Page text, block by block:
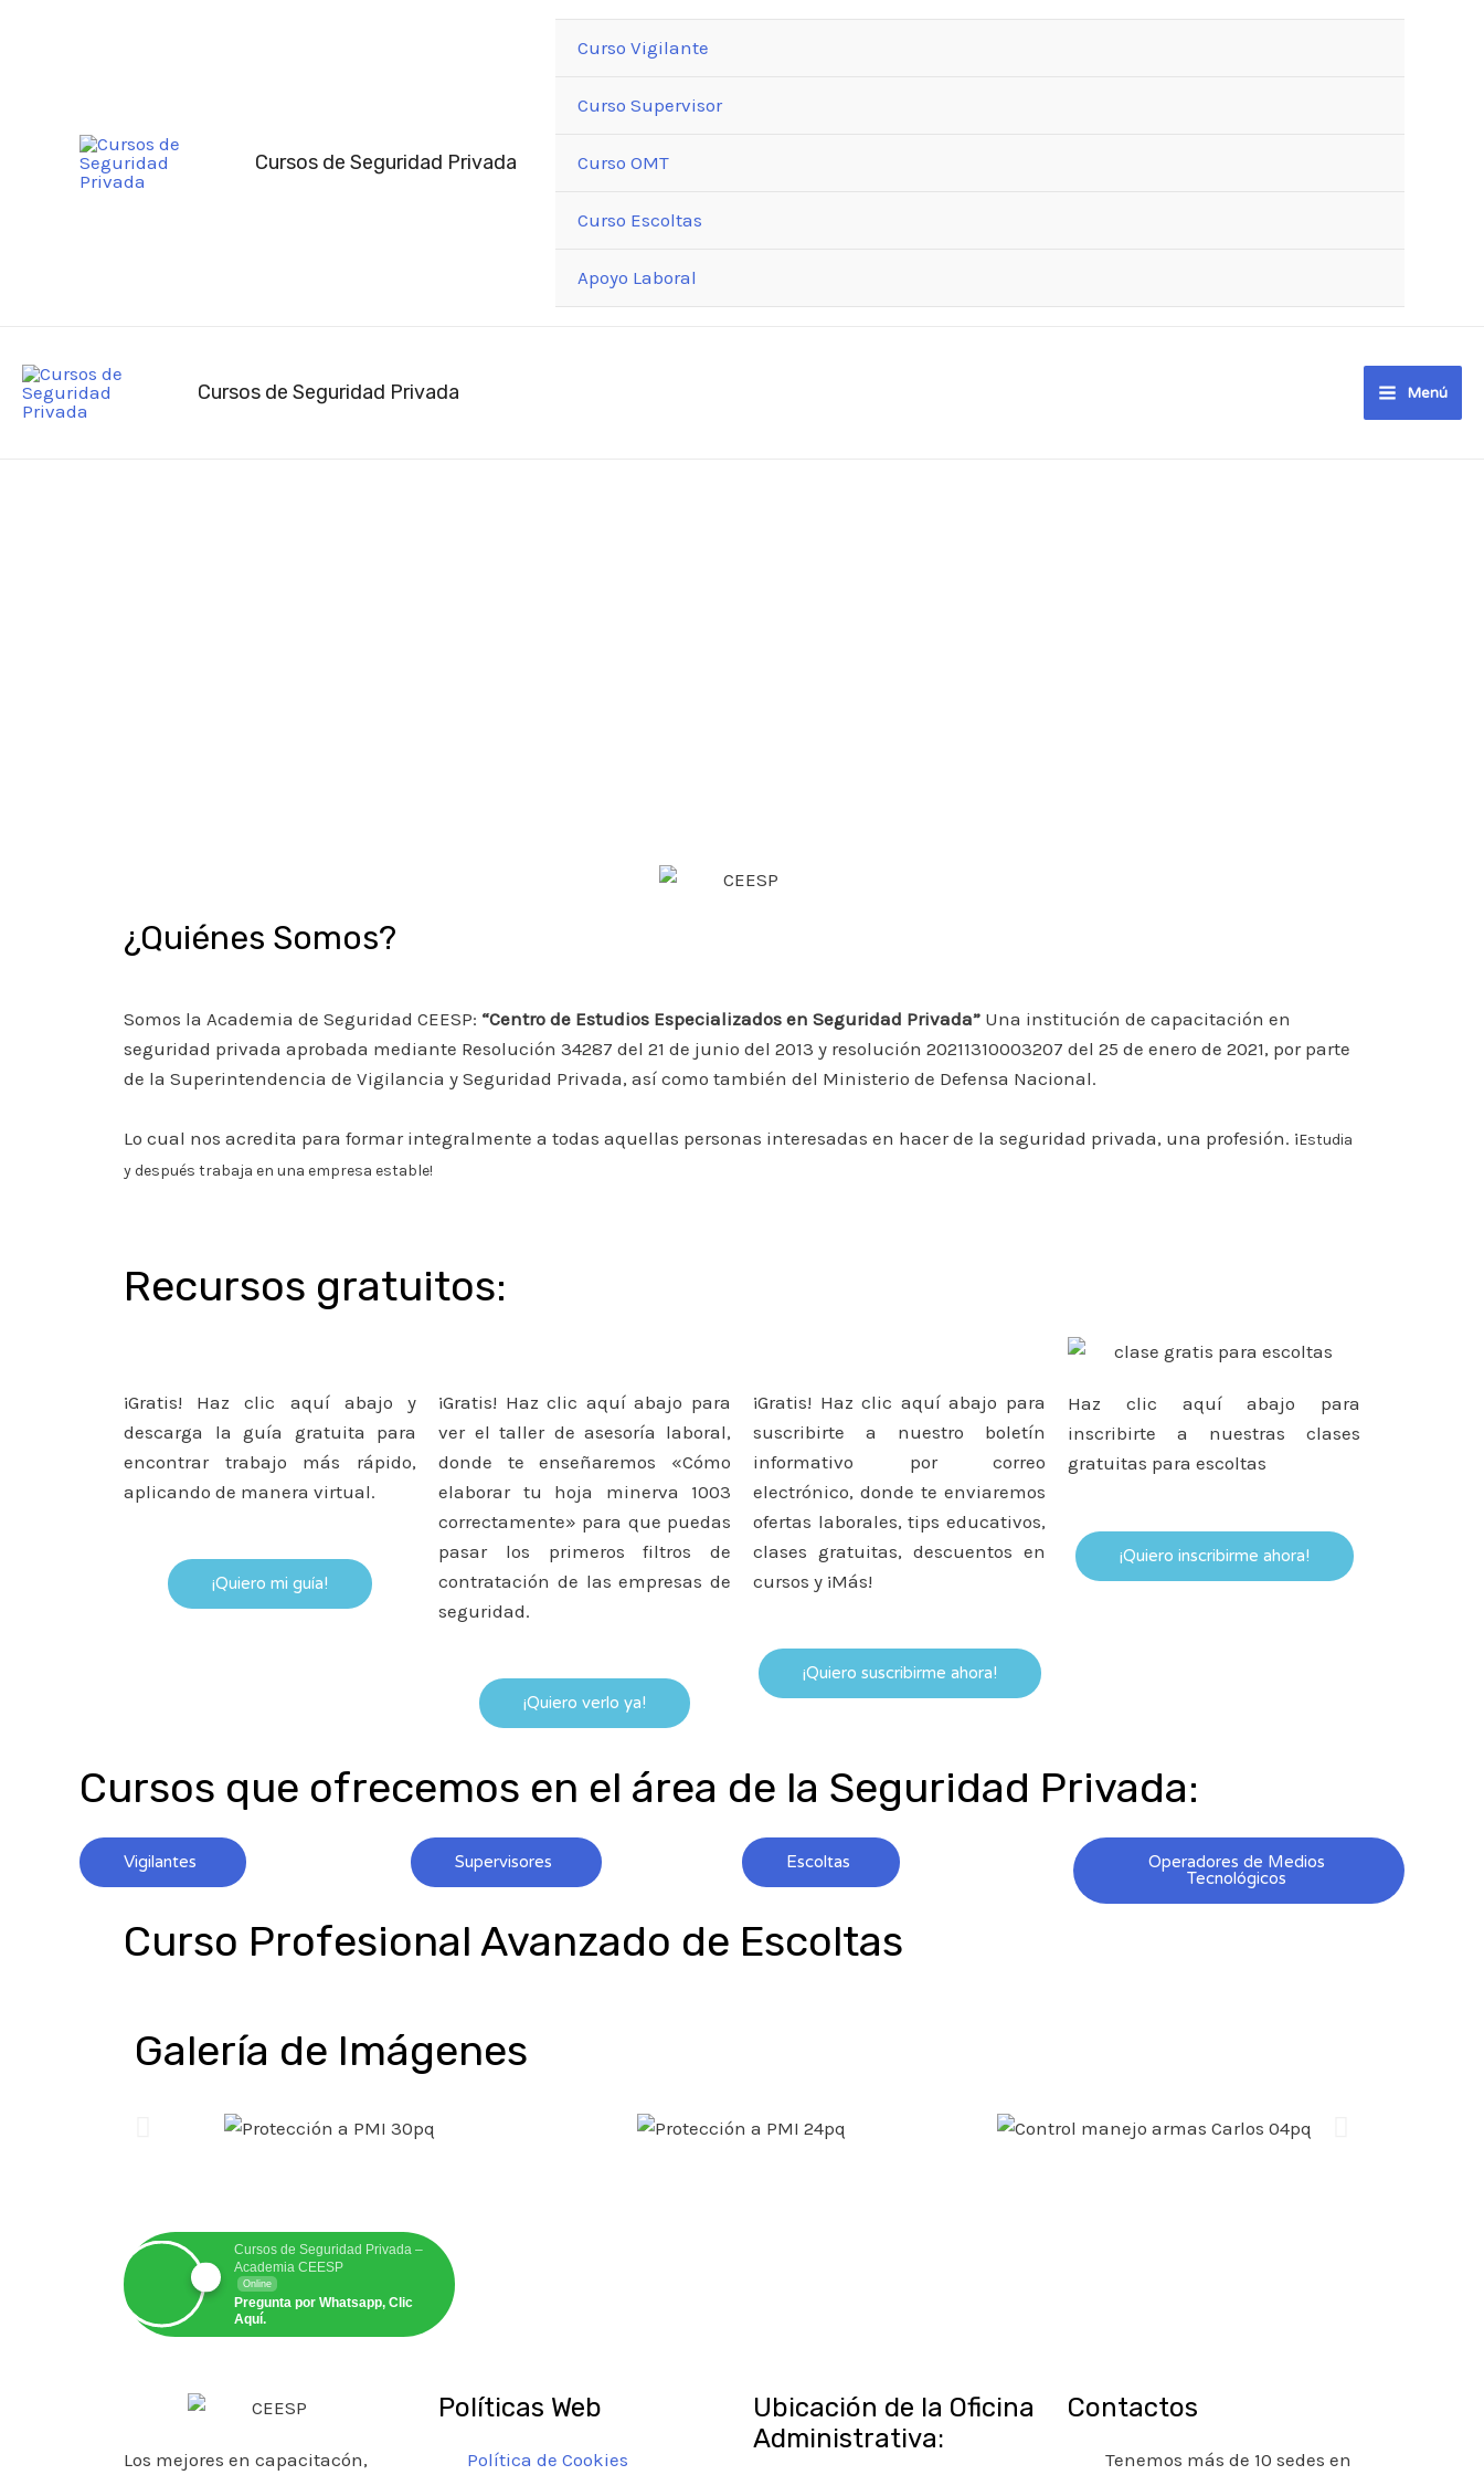
Cursos de Seguridad Privada
Curso Vigilante
Curso Supervisor
Curso OMT
Curso Escoltas
Apoyo Laboral
Cursos de Seguridad Privada
Menu
Menú
¿Quiénes Somos?
Somos la Academia de Seguridad CEESP: “Centro de Estudios Especializados en Seguridad Privada” Una institución de capacitación en
seguridad privada aprobada mediante Resolución 34287 del 21 de junio del 2013 y resolución 20211310003207 del 25 de enero de 2021, por parte
de la Superintendencia de Vigilancia y Seguridad Privada, así como también del Ministerio de Defensa Nacional.
Lo cual nos acredita para formar integralmente a todas aquellas personas interesadas en hacer de la seguridad privada, una profesión. ¡Estudia
y después trabaja en una empresa estable!
Recursos gratuitos:
¡Gratis! Haz clic aquí abajo y
descarga la guía gratuita para
encontrar trabajo más rápido,
aplicando de manera virtual.
¡Quiero mi guía!
¡Gratis! Haz clic aquí abajo para
ver el taller de asesoría laboral,
donde te enseñaremos «Cómo
elaborar tu hoja minerva 1003
correctamente» para que puedas
pasar los primeros filtros de
contratación de las empresas de
seguridad.
¡Quiero verlo ya!
¡Gratis! Haz clic aquí abajo para
suscribirte a nuestro boletín
informativo por correo
electrónico, donde te enviaremos
ofertas laborales, tips educativos,
clases gratuitas, descuentos en
cursos y ¡Más!
¡Quiero suscribirme ahora!
Haz clic aquí abajo para
inscribirte a nuestras clases
gratuitas para escoltas
¡Quiero inscribirme ahora!
Cursos que ofrecemos en el área de la Seguridad Privada:
Vigilantes Supervisores Escoltas
Operadores de Medios
Tecnológicos
Curso Profesional Avanzado de Escoltas
Galería de Imágenes
Cursos de Seguridad Privada –
Academia CEESP
Online
Pregunta por Whatsapp, Clic
Aquí.
Los mejores en capacitacón,
Políticas Web
Política de Cookies
Ubicación de la Oficina
Administrativa:
Contactos
Tenemos más de 10 sedes en